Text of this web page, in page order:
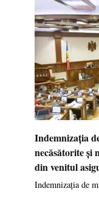
Indemnizația
necăsătorite și
din venitul
Indemnizația de